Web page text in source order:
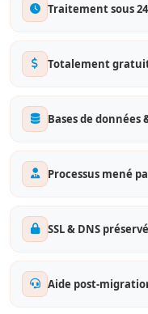
Traitement sous
Totalement
Bases de données
Processus mené
SSL & DNS
Aide post-